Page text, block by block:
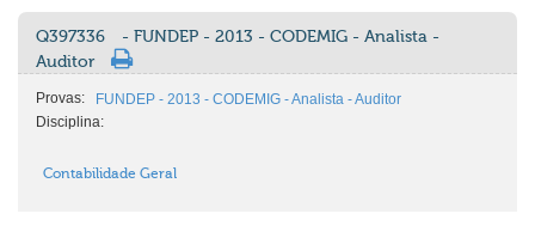
Q397336
- FUNDEP - 2013 - CODEMIG - Analista -
Auditor
Provas:
FUNDEP - 2013 - CODEMIG - Analista - Auditor
Disciplina:
Contabilidade Geral